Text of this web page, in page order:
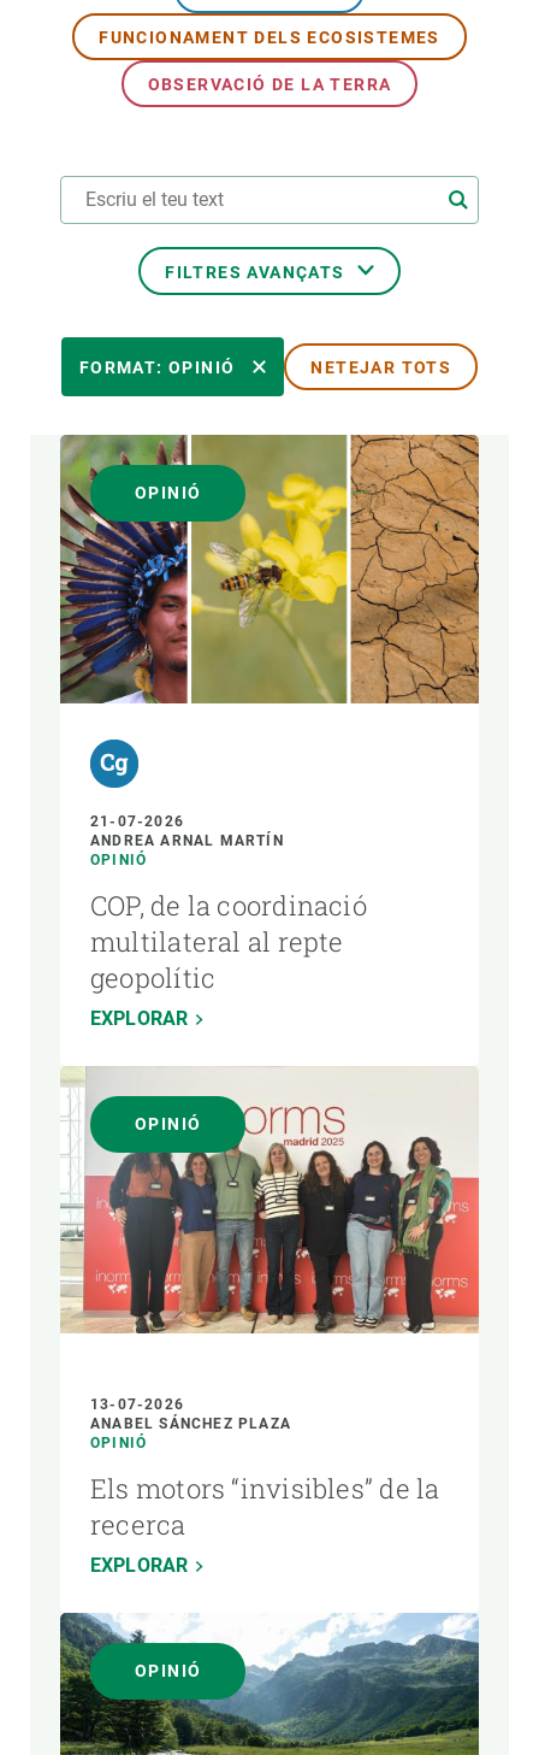
FUNCIONAMENT DELS ECOSISTEMES
OBSERVACIÓ DE LA TERRA
FILTRES AVANÇATS
TEMES TRANSVERSALS
FORMAT
AUTOR
FORMAT: OPINIÓ NETEJAR TOTS
OPINIÓ
21-07-2026
ANDREA ARNAL MARTÍN
OPINIÓ
COP, de la coordinació
multilateral al repte
geopolític
EXPLORAR
OPINIÓ
13-07-2026
ANABEL SÁNCHEZ PLAZA
OPINIÓ
Els motors “invisibles” de la
recerca
EXPLORAR
OPINIÓ
PARTICIPA
NOTÍCIES I AGENDA